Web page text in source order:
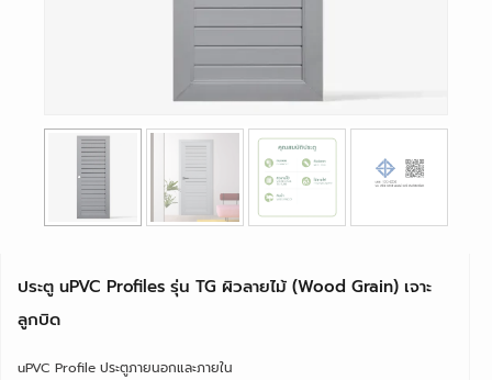
ประตู uPVC Profiles รุ่น TG ผิวลายไม้ (Wood Grain) เจาะ
ลูกบิด
uPVC Profile ประตูภายนอกและภายใน